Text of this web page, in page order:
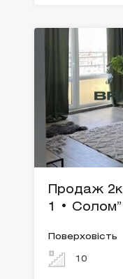
Продаж
1 •
Поверховість
10